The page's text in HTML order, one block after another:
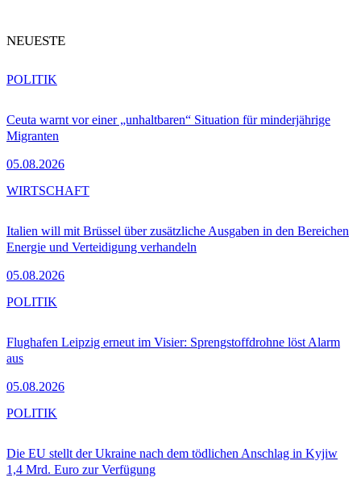
NEUESTE
Ceuta warnt vor einer „unhaltbaren“ Situation für minderjährige
Migranten
05.08.2026
POLITIK
Italien will mit Brüssel über zusätzliche Ausgaben in den Bereichen
Energie und Verteidigung verhandeln
05.08.2026
WIRTSCHAFT
Flughafen Leipzig erneut im Visier: Sprengstoffdrohne löst Alarm
aus
05.08.2026
POLITIK
Die EU stellt der Ukraine nach dem tödlichen Anschlag in Kyjiw
1,4 Mrd. Euro zur Verfügung
POLITIK